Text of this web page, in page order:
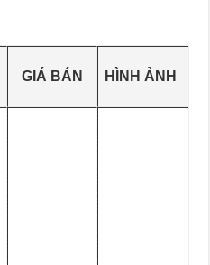
GIÁ BÁN HÌNH ẢNH